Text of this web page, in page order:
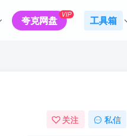
夸克网盘 VIP 工具箱
关注 私信